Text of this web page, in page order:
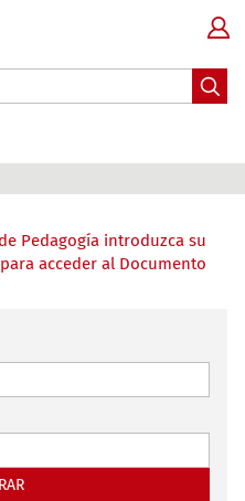
Pedagogía introduzca su
acceder al Documento